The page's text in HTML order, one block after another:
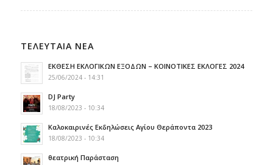
ΤΕΛΕΥΤΑΙΑ ΝΕΑ
ΕΚΘΕΣΗ ΕΚΛΟΓΙΚΩΝ ΕΞΟΔΩΝ – ΚΟΙΝΟΤΙΚΕΣ ΕΚΛΟΓΕΣ 2024
25/06/2024 - 14:31
DJ Party
18/08/2023 - 10:34
Καλοκαιρινές Εκδηλώσεις Αγίου Θεράποντα 2023
18/08/2023 - 10:34
θεατρική Παράσταση